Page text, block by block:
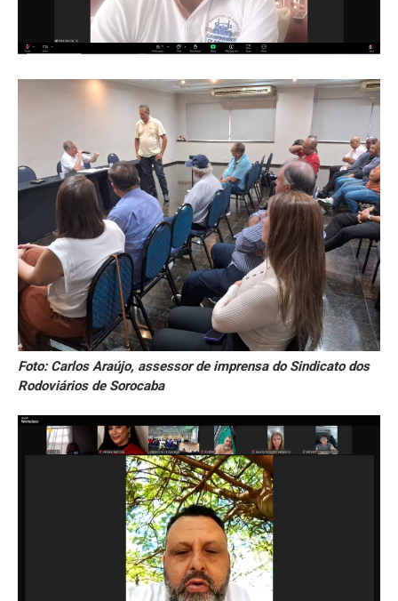
Foto: Carlos Araújo, assessor de imprensa do Sindicato dos
Rodoviários de Sorocaba